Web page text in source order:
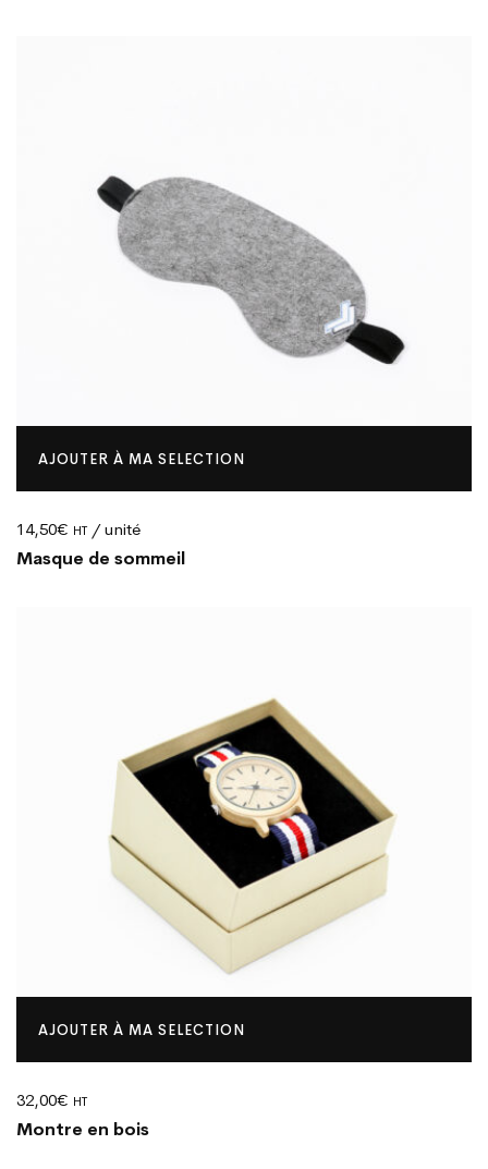
AJOUTER À MA SELECTION
14,50€ HT / unité
Masque de sommeil
AJOUTER À MA SELECTION
32,00€ HT
Montre en bois